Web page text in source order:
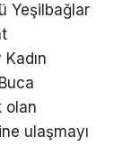
Yeşilbağlar
olan
ulaşmayı